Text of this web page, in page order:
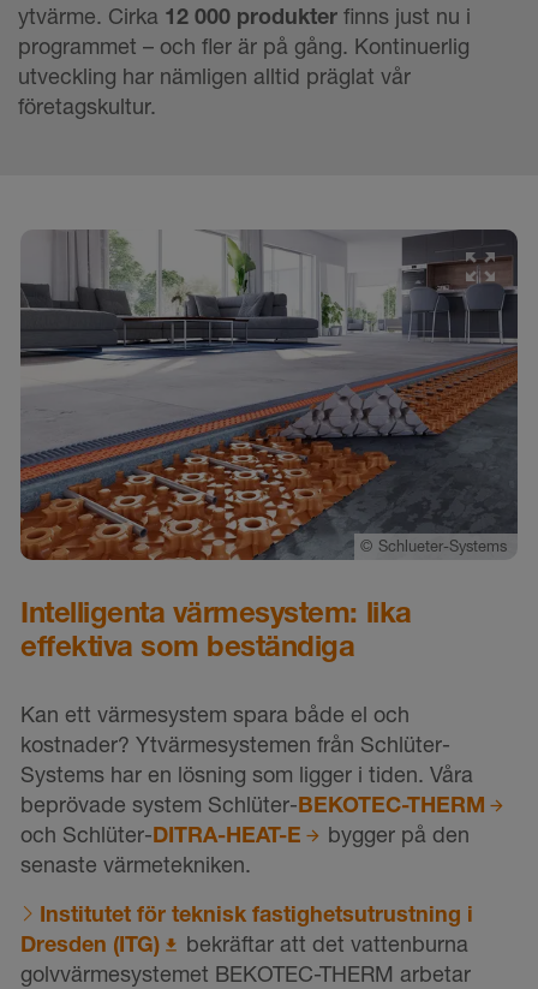
ytvärme. Cirka 12 000 produkter finns just nu i
programmet – och fler är på gång. Kontinuerlig
utveckling har nämligen alltid präglat vår
företagskultur.
© Schlueter-Systems
Intelligenta värmesystem: lika
effektiva som beständiga
Kan ett värmesystem spara både el och
kostnader? Ytvärmesystemen från Schlüter-
Systems har en lösning som ligger i tiden. Våra
beprövade system Schlüter-BEKOTEC-THERM
och Schlüter-DITRA-HEAT-E
bygger på den
senaste värmetekniken.
Institutet för teknisk fastighetsutrustning i
Dresden (ITG)
bekräftar att det vattenburna
golvvärmesystemet BEKOTEC-THERM arbetar